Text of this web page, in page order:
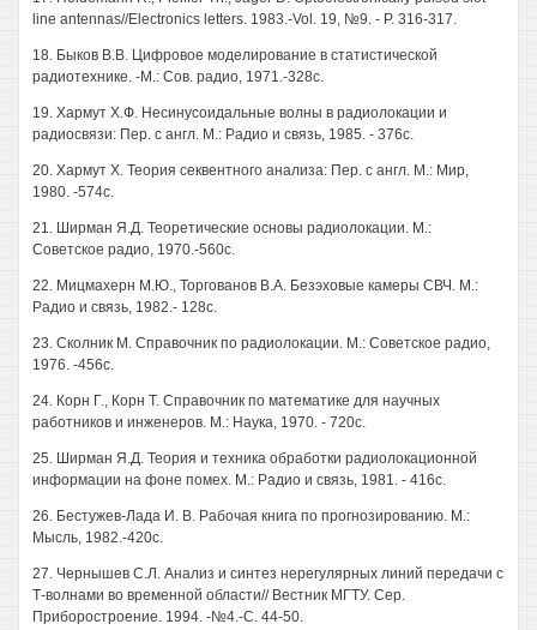
line antennas//Electronics letters. 1983.-Vol. 19, №9. - P. 316-317.
18. Быков B.B. Цифровое моделирование в статистической
радиотехнике. -М.: Сов. радио, 1971.-328с.
19. Хармут Х.Ф. Несинусоидальные волны в радиолокации и
радиосвязи: Пер. с англ. М.: Радио и связь, 1985. - 376с.
20. Хармут X. Теория секвентного анализа: Пер. с англ. М.: Мир,
1980. -574с.
21. Ширман Я.Д. Теоретические основы радиолокации. М.:
Советское радио, 1970.-560с.
22. Мицмахерн М.Ю., Торгованов В.А. Безэховые камеры СВЧ. М.:
Радио и связь, 1982.- 128с.
23. Сколник М. Справочник по радиолокации. М.: Советское радио,
1976. -456с.
24. Корн Г., Корн Т. Справочник по математике для научных
работников и инженеров. М.: Наука, 1970. - 720с.
25. Ширман Я.Д. Теория и техника обработки радиолокационной
информации на фоне помех. М.: Радио и связь, 1981. - 416с.
26. Бестужев-Лада И. В. Рабочая книга по прогнозированию. М.:
Мысль, 1982.-420с.
27. Чернышев С.Л. Анализ и синтез нерегулярных линий передачи с
Т-волнами во временной области// Вестник МГТУ. Сер.
Приборостроение. 1994. -№4.-С. 44-50.